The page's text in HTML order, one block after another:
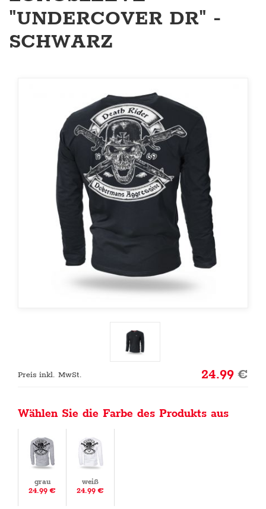
"UNDERCOVER DR" -
SCHWARZ
Preis inkl. MwSt. 24.99€
Wählen Sie die Farbe des Produkts aus
grau
24.99 €
weiß
24.99 €